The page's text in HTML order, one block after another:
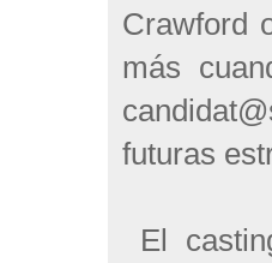
Crawford
más
futuras
El